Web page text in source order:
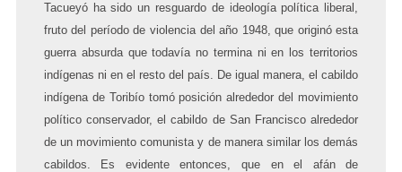
Tacueyó ha sido un resguardo de ideología política liberal,
fruto del período de violencia del año 1948, que originó esta
guerra absurda que todavía no termina ni en los territorios
indígenas ni en el resto del país. De igual manera, el cabildo
indígena de Toribío tomó posición alrededor del movimiento
político conservador, el cabildo de San Francisco alrededor
de un movimiento comunista y de manera similar los demás
cabildos. Es evidente entonces, que en el afán de